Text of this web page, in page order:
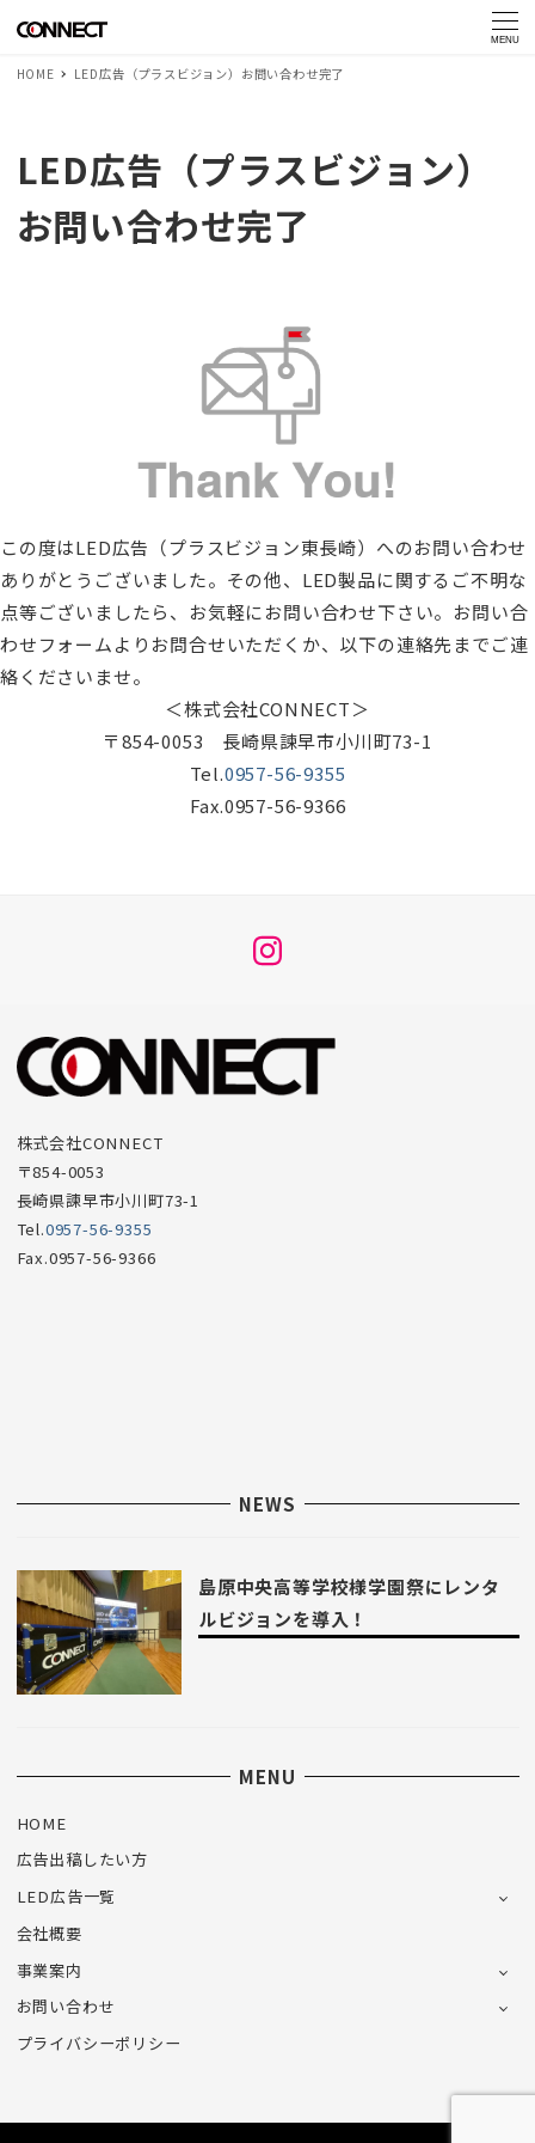
MENU
HOME LED広告（プラスビジョン）お問い合わせ完了
LED広告（プラスビジョン）
お問い合わせ完了
この度はLED広告（プラスビジョン東長崎）へのお問い合わせ
ありがとうございました。その他、LED製品に関するご不明な
点等ございましたら、お気軽にお問い合わせ下さい。お問い合
わせフォームよりお問合せいただくか、以下の連絡先までご連
絡くださいませ。
＜株式会社CONNECT＞
〒854-0053 長崎県諫早市小川町73-1
Tel.0957-56-9355
Fax.0957-56-9366
メ
ー
項
株式会社CONNECT
〒854-0053
長崎県諫早市小川町73-1
Tel.0957-56-9355
Fax.0957-56-9366
NEWS
島原中央高等学校様学園祭にレンタ
ルビジョンを導入！
MENU
HOME
広告出稿したい方
LED広告一覧
会社概要
事業案内
お問い合わせ
プライバシーポリシー